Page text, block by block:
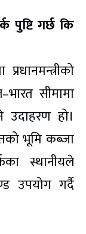
पुष्टि गर्छ कि
सीमामा
हो।
भूमि कब्जा
स्थानीयले
उपयोग गर्दै